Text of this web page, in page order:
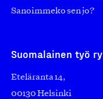
Sanoimmeko sen jo?
Suomalainen työ ry
Eteläranta 14,
00130 Helsinki